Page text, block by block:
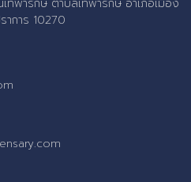
พารักษ์ ตำบลเทพารักษ์ อำเภอเมือง
การ 10270